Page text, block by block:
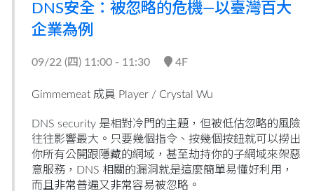
DNS安全：被忽略的危機—以臺灣百大
企業為例
09/22 (四 ) 11:00 - 11:30 4F
Gimmemeat 成員 Player / Crystal Wu
DNS security 是相對冷門的主題，但被低估忽略的風險
往往影響最大。只要幾個指令、按幾個按鈕就可以撈出
你所有公開跟隱藏的網域，甚至劫持你的子網域來架惡
意服務，DNS 相關的漏洞就是這麼簡單易懂好利用，
而且非常普遍又非常容易被忽略。